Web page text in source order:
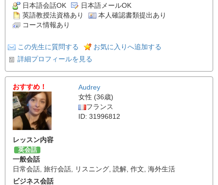
日本語会話OK
日本語メールOK
英語教授法資格あり
本人確認書類提出あり
コース情報あり
この先生に質問する
お気に入りへ追加する
詳細プロフィールを見る
おすすめ！
Audrey
女性 (36歳)
フランス
ID: 31996812
レッスン内容
英会話
一般会話
日常会話 旅行会話 リスニング 読解 作文 海外生活
ビジネス会話